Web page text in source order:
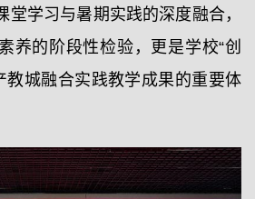
堂学习与暑期实践的深度融合，
养的阶段性检验，更是学校“创
教城融合实践教学成果的重要体